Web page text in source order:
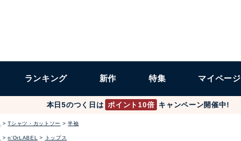
ランキング 新作 特集 マイページ
本日5のつく日は ポイント10倍 キャンペーン開催中!
Tシャツ・カットソー 半袖
n'OrLABEL
トップス